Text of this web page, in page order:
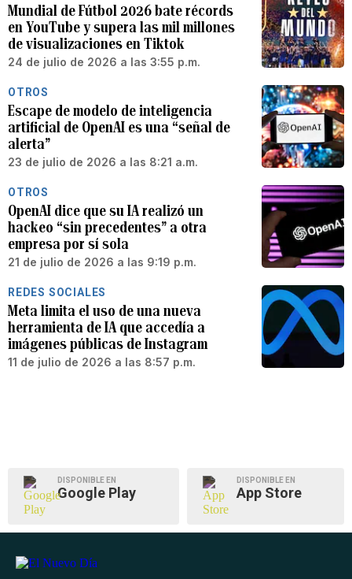
Mundial de Fútbol 2026 bate récords
en YouTube y supera las mil millones
de visualizaciones en Tiktok
24 de julio de 2026 a las 3:55 p.m.
OTROS
Escape de modelo de inteligencia
artificial de OpenAI es una “señal de
alerta”
23 de julio de 2026 a las 8:21 a.m.
OTROS
OpenAI dice que su IA realizó un
hackeo “sin precedentes” a otra
empresa por sí sola
21 de julio de 2026 a las 9:19 p.m.
REDES SOCIALES
Meta limita el uso de una nueva
herramienta de IA que accedía a
imágenes públicas de Instagram
11 de julio de 2026 a las 8:57 p.m.
DISPONIBLE EN
Google Play
DISPONIBLE EN
App Store